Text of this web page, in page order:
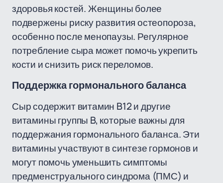
здоровья костей. Женщины более
подвержены риску развития остеопороза,
особенно после менопаузы. Регулярное
потребление сыра может помочь укрепить
кости и снизить риск переломов.
Поддержка гормонального баланса
Сыр содержит витамин B12 и другие
витамины группы B, которые важны для
поддержания гормонального баланса. Эти
витамины участвуют в синтезе гормонов и
могут помочь уменьшить симптомы
предменструального синдрома (ПМС) и